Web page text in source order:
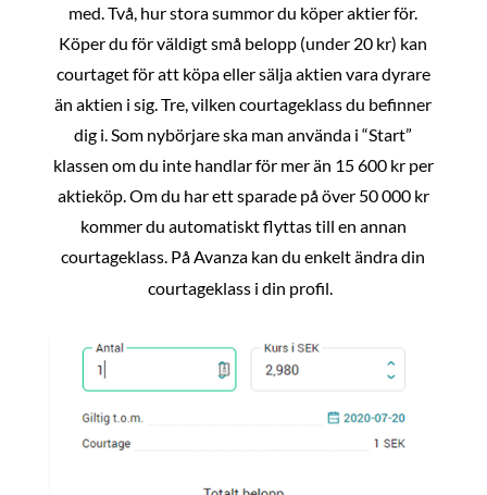
med. Två, hur stora summor du köper aktier för.
Köper du för väldigt små belopp (under 20 kr) kan
courtaget för att köpa eller sälja aktien vara dyrare
än aktien i sig. Tre, vilken courtageklass du befinner
dig i. Som nybörjare ska man använda i “Start”
klassen om du inte handlar för mer än 15 600 kr per
aktieköp. Om du har ett sparade på över 50 000 kr
kommer du automatiskt flyttas till en annan
courtageklass. På Avanza kan du enkelt ändra din
courtageklass i din profil.